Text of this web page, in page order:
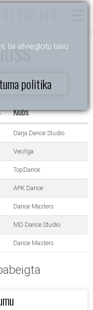
lai atvieglotu tavu
politika
Klubs
Darja Dance Studio
Vecrīga
TopDance
APK Dance
Dance Masters
MD Dance Studio
Dance Masters